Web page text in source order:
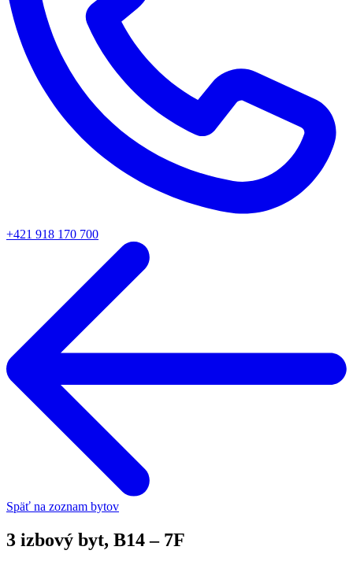
+421 918 170 700
Späť na zoznam bytov
3 izbový byt, B14 – 7F